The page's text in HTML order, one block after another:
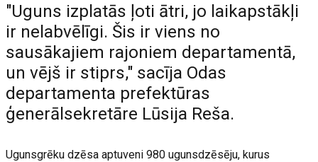
"Uguns izplatās ļoti ātri, jo laikapstākļi
ir nelabvēlīgi. Šis ir viens no
sausākajiem rajoniem departamentā,
un vējš ir stiprs," sacīja Odas
departamenta prefektūras
ģenerālsekretāre Lūsija Reša.
Ugunsgrēku dzēsa aptuveni 980 ugunsdzēsēju, kurus